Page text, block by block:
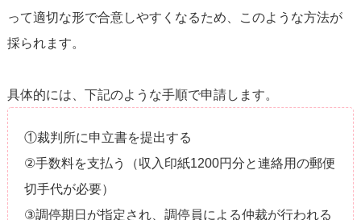
って適切な形で合意しやすくなるため、このような方法が
採られます。
具体的には、下記のような手順で申請します。
①裁判所に申立書を提出する
②手数料を支払う（収入印紙1200円分と連絡用の郵便
切手代が必要）
③調停期日が指定され、調停員による仲裁が行われる